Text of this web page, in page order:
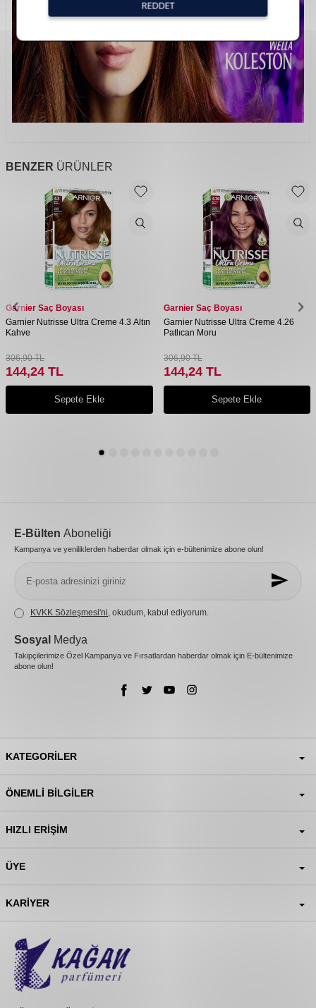
BENZER ÜRÜNLER
Garnier Saç Boyası
Garnier Nutrisse Ultra Creme 4.3 Altın
Kahve
306,90TL
144,24 TL
Sepete Ekle
Garnier Saç Boyası
Garnier Nutrisse Ultra Creme 4.26
Patlıcan Moru
306,90TL
144,24TL
Sepete Ekle
E-Bülten Aboneliği
Kampanya ve yeniliklerden haberdar olmak için e-bültenimize abone olun!
KVKK Sözleşmesi'ni , okudum, kabul ediyorum.
Sosyal Medya
Takipçilerimize Özel Kampanya ve Fırsatlardan haberdar olmak için E-bültenimize
abone olun!
KATEGORILER
ÖNEMLI BILGILER
HIZLI ERIŞIM
ÜYE
KARIYER